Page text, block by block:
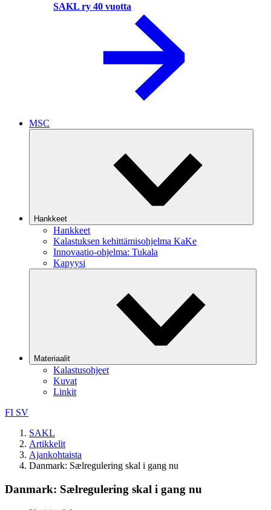
SAKL ry 40 vuotta
MSC
Hankkeet
Hankkeet
Kalastuksen kehittämisohjelma KaKe
Innovaatio-ohjelma: Tukala
Kapyysi
Materiaalit
Kalastusohjeet
Kuvat
Linkit
FI SV
SAKL
Artikkelit
Ajankohtaista
Danmark: Sælregulering skal i gang nu
Danmark: Sælregulering skal i gang nu